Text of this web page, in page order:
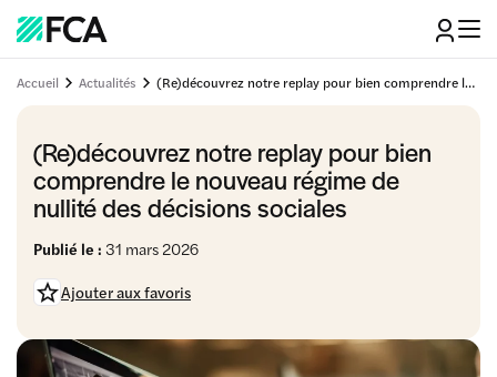
Accueil Actualités (Re)découvrez notre replay pour bien comprendre le nouveau régime de nullité des décisions sociales
(Re)découvrez notre replay pour bien
comprendre le nouveau régime de
nullité des décisions sociales
Publié le : 31 mars 2026
Ajouter aux favoris